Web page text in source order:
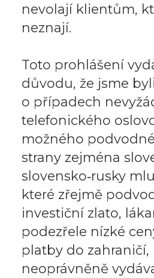
nevolají klientům,
neznají.
Toto prohlášení
důvodu, že jsme
o případech
telefonického
možného
strany zejména
slovensko‑rusky
které zřejmě
investiční zlato,
podezřele nízké
platby do zahraničí,
neoprávněně